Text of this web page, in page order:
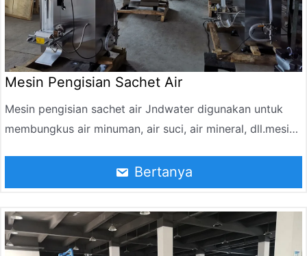
Mesin Pengisian Sachet Air
Mesin pengisian sachet air Jndwater digunakan untuk
membungkus air minuman, air suci, air mineral, dll.mesin
bahan ke dalam beg PE plastik dan secara automatik
mengelak dan membentuknya. Mesin pengisian kantung
seperti susu, susu soya, kicap, cuka, dan perubatan
tradisional Cina.
Bertanya